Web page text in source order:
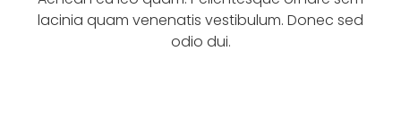
lacinia quam venenatis vestibulum. Donec sed
odio dui.